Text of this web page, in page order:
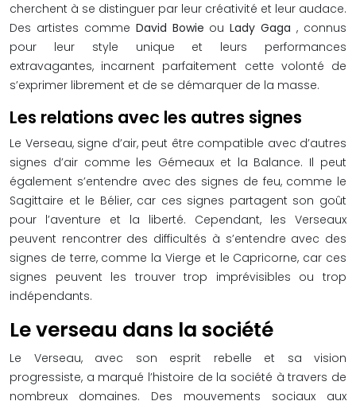
cherchent à se distinguer par leur créativité et leur audace.
Des artistes comme David Bowie ouLady Gaga, connus
pour leur style unique et leurs performances
extravagantes, incarnent parfaitement cette volonté de
s’exprimer librement et de se démarquer de la masse.
Les relations avec les autres signes
Le Verseau, signe d’air, peut être compatible avec d’autres
signes d’air comme les Gémeaux et la Balance. Il peut
également s’entendre avec des signes de feu, comme le
Sagittaire et le Bélier, car ces signes partagent son goût
pour l’aventure et la liberté. Cependant, les Verseaux
peuvent rencontrer des difficultés à s’entendre avec des
signes de terre, comme la Vierge et le Capricorne, car ces
signes peuvent les trouver trop imprévisibles ou trop
indépendants.
Le verseau dans la société
Le Verseau, avec son esprit rebelle et sa vision
progressiste, a marqué l’histoire de la société à travers de
nombreux domaines. Des mouvements sociaux aux